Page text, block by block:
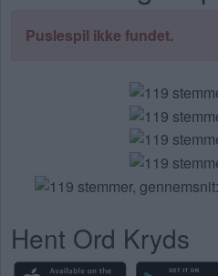
bogstaverne
Puslespil ikke fundet.
Hent Ord Kryds